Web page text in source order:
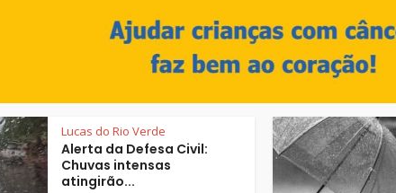
Lucas do Rio Verde
Alerta da Defesa Civil:
Chuvas intensas
atingirão...